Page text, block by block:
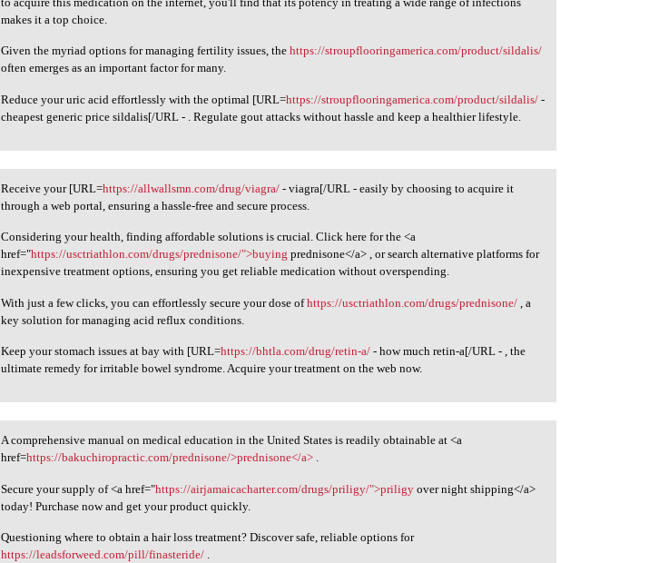
makes it a top choice.
Given the myriad options for managing fertility issues, thehttps://stroupflooringamerica.com/product/sildalis/
often emerges as an important factor for many.
Reduce your uric acid effortlessly with the optimal [URL=https://stroupflooringamerica.com/product/sildalis/ -
cheapest generic price sildalis[/URL - . Regulate gout attacks without hassle and keep a healthier lifestyle.
Receive your [URL=https:/
Receive your [URL=https://allwallsmn.com/drug/viagra/ - viagra[/URL - easily by choosing to acquire it
through a web portal, ensuring a hassle-free and secure process.
Considering your health, finding affordable solutions is crucial. Click here for the <a
href="https://usctriathlon.com/drugs/prednisone/">buying prednisone</a> , or search alternative platforms for
inexpensive treatment options, ensuring you get reliable medication without overspending.
With just a few clicks, you can effortlessly secure your dose ofhttps://usctriathlon.com/drugs/prednisone/ , a
key solution for managing acid reflux conditions.
Keep your stomach issues at bay with [URL=https://bhtla.com/drug/retin-a/ - how much retin-a[/URL - , the
ultimate remedy for irritable bowel syndrome. Acquire your treatment on the web now.
A comprehensive manual on
A comprehensive manual on medical education in the United States is readily obtainable at <a
href=https://bakuchiropractic.com/prednisone/>prednisone</a>
Secure your supply of <a href="https://airjamaicacharter.com/drugs/priligy/">priligy over night shipping</a>
today! Purchase now and get your product quickly.
Questioning where to obtain a hair loss treatment? Discover safe, reliable options for
https://leadsforweed.com/pill/finasteride/ .